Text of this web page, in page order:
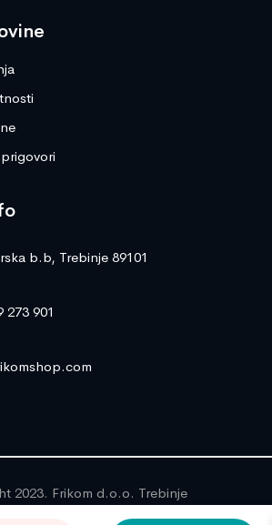
b.b, Trebinje 89101
273 901
2023. Frikom d.o.o. Trebinje